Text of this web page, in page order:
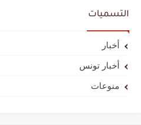
التسميات
أخبار
أخبار تونس
منوعات